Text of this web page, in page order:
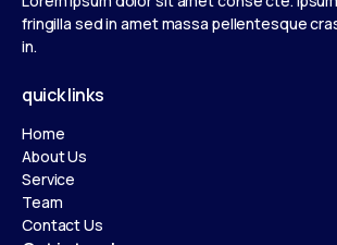
fringilla sed in amet massa pellentesque
in.
quick links
Home
About Us
Service
Team
Contact Us